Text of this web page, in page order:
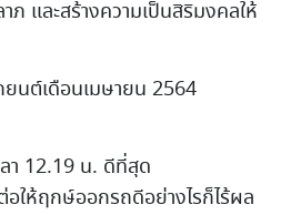
ภ และสร้างความเป็นสิริมงคลให้
นต์เดือนเมษายน 2564
า 12.19 น. ดีที่สุด
ให้ฤกษ์ออกรถดีอย่างไรก็ไร้ผล